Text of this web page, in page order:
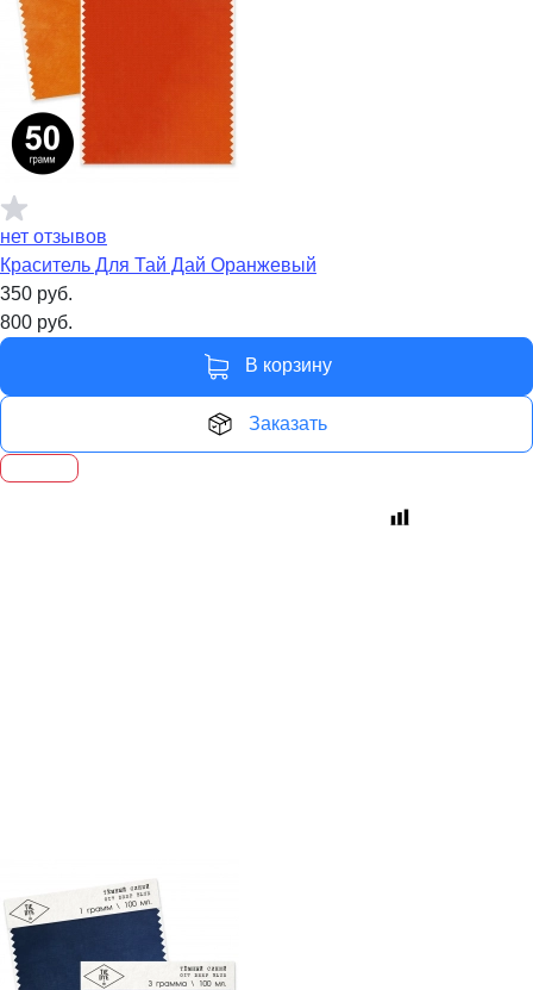
нет отзывов
Краситель Для Тай Дай Оранжевый
350 руб.
800 руб.
В корзину
Заказать